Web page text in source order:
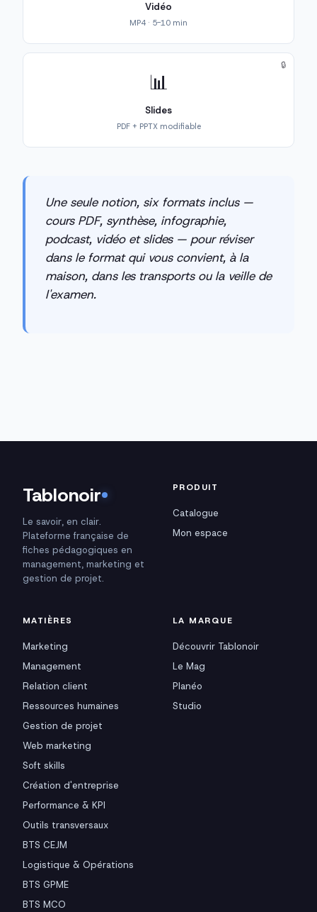
Vidéo
MP4 · 5-10 min
📊
Slides
PDF + PPTX modifiable
🔒
Une seule notion, six formats inclus —
cours PDF, synthèse, infographie,
podcast, vidéo et slides — pour réviser
dans le format qui vous convient, à la
maison, dans les transports ou la veille de
l'examen.
Tablonoir
Le savoir, en clair.
Plateforme française de
fiches pédagogiques en
management, marketing et
gestion de projet.
PRODUIT
Catalogue
Mon espace
MATIÈRES
Marketing
Management
Relation client
Ressources humaines
Gestion de projet
Web marketing
Soft skills
Création d'entreprise
Performance & KPI
Outils transversaux
BTS CEJM
Logistique & Opérations
BTS GPME
BTS MCO
LA MARQUE
Découvrir Tablonoir
Le Mag
Planéo
Studio